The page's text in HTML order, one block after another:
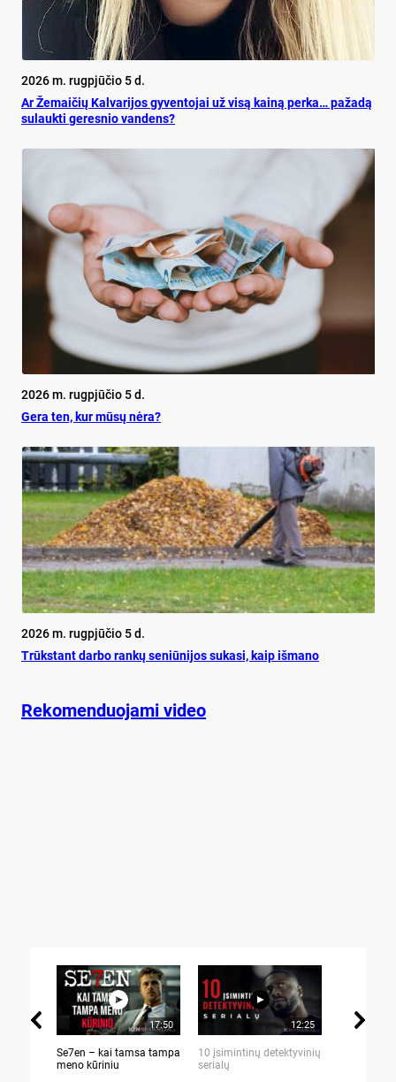
2026 m. rugpjūčio 5 d.
Ar Že­mai­čių Kal­va­ri­jos gy­ven­to­jai už vi­są kai­ną per­ka… pa­ža­dą
su­lauk­ti ge­res­nio van­dens?
2026 m. rugpjūčio 5 d.
Ge­ra ten, kur mū­sų nė­ra?
2026 m. rugpjūčio 5 d.
Trūks­tant dar­bo ran­kų se­niū­ni­jos su­ka­si, kaip iš­ma­no
Rekomenduojami video
17:50
Se7en – kai tamsa tampa
meno kūriniu
12:25
10 įsimintinų detektyvinių
serialų